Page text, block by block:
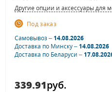
Другие опции и аксессуары для
Под заказ
Самовывоз –14.08.2026
Доставка по Минску –14.08.2026
Доставка по Беларуси –
339.91руб.